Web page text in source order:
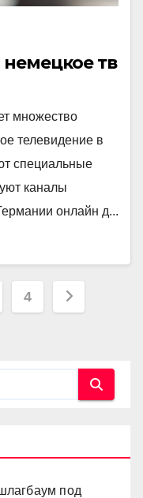
тв
множество
телевидение в
специальные
каналы
онлайн д...
4
под